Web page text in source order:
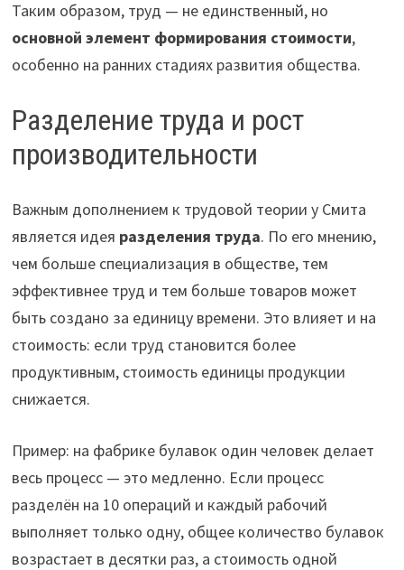
Таким образом, труд — не единственный, но
основной элемент формирования стоимости,
особенно на ранних стадиях развития общества.
Разделение труда и рост
производительности
Важным дополнением к трудовой теории у Смита
является идея разделения труда. По его мнению,
чем больше специализация в обществе, тем
эффективнее труд и тем больше товаров может
быть создано за единицу времени. Это влияет и на
стоимость: если труд становится более
продуктивным, стоимость единицы продукции
снижается.
Пример: на фабрике булавок один человек делает
весь процесс — это медленно. Если процесс
разделён на 10 операций и каждый рабочий
выполняет только одну, общее количество булавок
возрастает в десятки раз, а стоимость одной